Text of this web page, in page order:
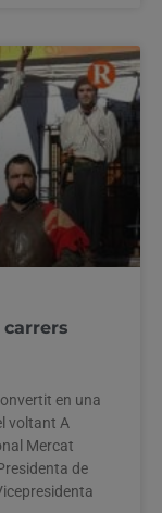
en una
voltant A
Mercat
de